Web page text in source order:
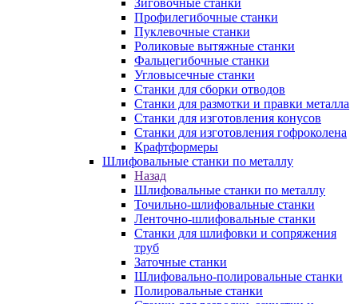
Зиговочные станки
Профилегибочные станки
Пуклевочные станки
Роликовые вытяжные станки
Фальцегибочные станки
Угловысечные станки
Станки для сборки отводов
Станки для размотки и правки металла
Станки для изготовления конусов
Станки для изготовления гофроколена
Крафтформеры
Шлифовальные станки по металлу
Назад
Шлифовальные станки по металлу
Точильно-шлифовальные станки
Ленточно-шлифовальные станки
Станки для шлифовки и сопряжения
труб
Заточные станки
Шлифовально-полировальные станки
Полировальные станки